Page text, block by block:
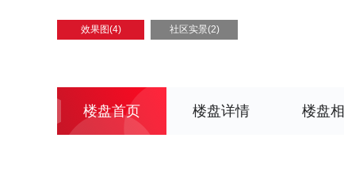
效果图(4) 社区实景(2)
楼盘首页 楼盘详情 楼盘